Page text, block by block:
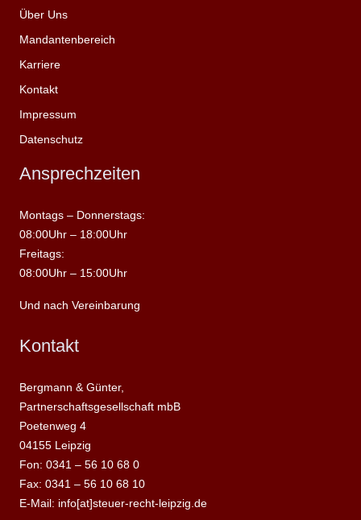
Über Uns
Mandantenbereich
Karriere
Kontakt
Impressum
Datenschutz
Ansprechzeiten
Montags – Donnerstags:
08:00Uhr – 18:00Uhr
Freitags:
08:00Uhr – 15:00Uhr
Und nach Vereinbarung
Kontakt
Bergmann & Günter,
Partnerschaftsgesellschaft mbB
Poetenweg 4
04155 Leipzig
Fon: 0341 – 56 10 68 0
Fax: 0341 – 56 10 68 10
E-Mail: info[at]steuer-recht-leipzig.de